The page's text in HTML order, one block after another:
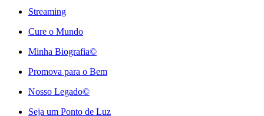
Streaming
Cure o Mundo
Minha Biografia©
Promova para o Bem
Nosso Legado©
Seja um Ponto de Luz